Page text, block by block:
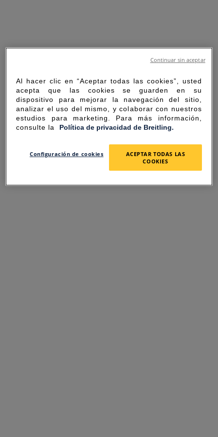
SORRY FOR THE
INCONVENIENCE
Al hacer clic en “Aceptar todas las cookies”, usted
acepta que las cookies se guarden en su
dispositivo para mejorar la navegación del sitio,
analizar el uso del mismo, y colaborar con nuestros
estudios para marketing. Para más información,
consulte la Política de privacidad de Breitling.
Configuración de cookies
ACEPTAR TODAS LAS
COOKIES
Continuar sin aceptar